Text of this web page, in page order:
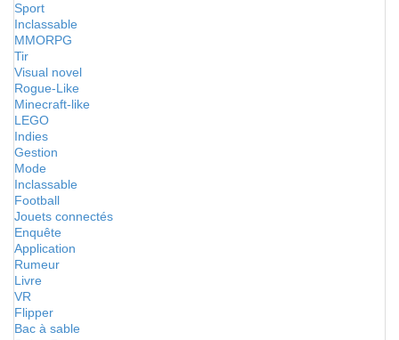
Sport
Inclassable
MMORPG
Tir
Visual novel
Rogue-Like
Minecraft-like
LEGO
Indies
Gestion
Mode
Inclassable
Football
Jouets connectés
Enquête
Application
Rumeur
Livre
VR
Flipper
Bac à sable